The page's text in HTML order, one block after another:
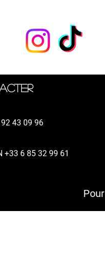
43 09 96
+33 6 85 32 99 61